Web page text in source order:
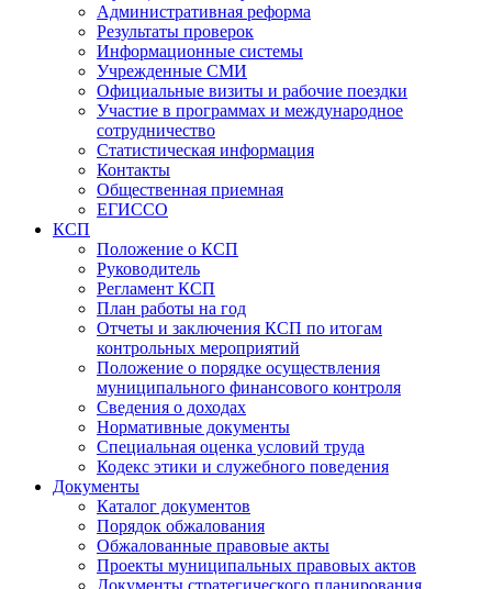
Административная реформа
Результаты проверок
Информационные системы
Учрежденные СМИ
Официальные визиты и рабочие поездки
Участие в программах и международное
сотрудничество
Статистическая информация
Контакты
Общественная приемная
ЕГИССО
КСП
Положение о КСП
Руководитель
Регламент КСП
План работы на год
Отчеты и заключения КСП по итогам
контрольных мероприятий
Положение о порядке осуществления
муниципального финансового контроля
Сведения о доходах
Нормативные документы
Специальная оценка условий труда
Кодекс этики и служебного поведения
Документы
Каталог документов
Порядок обжалования
Обжалованные правовые акты
Проекты муниципальных правовых актов
Документы стратегического планирования